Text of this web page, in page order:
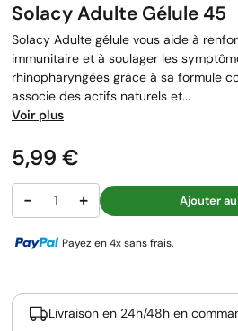
Solacy Adulte Gélule 45
Solacy Adulte gélule vous aide à
immunitaire et à soulager les
rhinopharyngées grâce à sa formule
associe des actifs naturels et...
Voir plus
Prix
5,99 €
− + Ajouter
Payez en 4x sans frais.
Livraison en 24h/48h en